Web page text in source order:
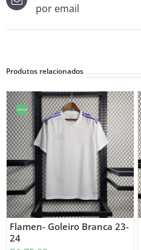
por email
Produtos relacionados
Oferta!
Flamen- Goleiro Branca 23-
24